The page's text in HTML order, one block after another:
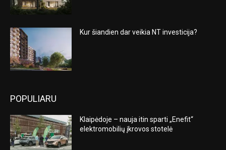
Kur šiandien dar veikia NT investicija?
POPULIARU
Klaipėdoje – nauja itin sparti „Enefit“
elektromobilių įkrovos stotelė